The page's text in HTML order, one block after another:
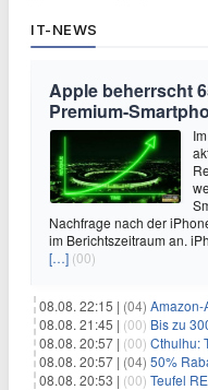
IT-NEWS
Apple beherrscht
Premium-
Nachfrage nach der
im Berichtszeitraum an.
[…] (00)
08.08. 22:15 | (04) Amazon-
08.08. 21:45 | (00) Bis zu 300€
08.08. 20:57 | (00) Cthulhu:
08.08. 20:57 | (04) 50% Rabatt
08.08. 20:53 | (00) Teufel